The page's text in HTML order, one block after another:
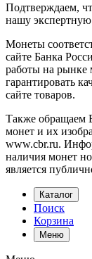
Подтверждаем,
нашу экспертную
Монеты
сайте Банка
работы на рынке
гарантировать
сайте товаров.
Также обращаем
монет и их
www.cbr.ru.
наличия монет
является
Каталог
Поиск
Корзина
Меню